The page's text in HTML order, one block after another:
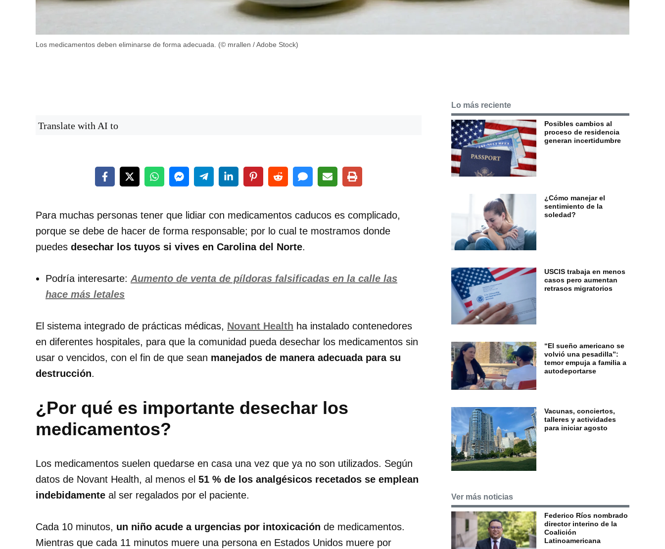
Los medicamentos deben eliminarse de forma adecuada. (© mrallen / Adobe Stock)
Translate with AI to
Para muchas personas tener que lidiar con medicamentos caducos es complicado,
porque se debe de hacer de forma responsable; por lo cual te mostramos donde
puedes desechar los tuyos si vives en Carolina del Norte.
Podría interesarte: Aumento de venta de píldoras falsificadas en la calle las
hace más letales
El sistema integrado de prácticas médicas, Novant Health ha instalado contenedores
en diferentes hospitales, para que la comunidad pueda desechar los medicamentos sin
usar o vencidos, con el fin de que sean manejados de manera adecuada para su
destrucción.
¿Por qué es importante desechar los
medicamentos?
Los medicamentos suelen quedarse en casa una vez que ya no son utilizados. Según
datos de Novant Health, al menos el 51 % de los analgésicos recetados se emplean
indebidamente al ser regalados por el paciente.
Cada 10 minutos, un niño acude a urgencias por intoxicación de medicamentos.
Mientras que cada 11 minutos muere una persona en Estados Unidos muere por
Lo más reciente
Posibles cambios al
proceso de residencia
generan incertidumbre
¿Cómo manejar el
sentimiento de la
soledad?
USCIS trabaja en menos
casos pero aumentan
retrasos migratorios
“El sueño americano se
volvió una pesadilla”:
temor empuja a familia a
autodeportarse
Vacunas, conciertos,
talleres y actividades
para iniciar agosto
Ver más noticias
Federico Ríos nombrado
director interino de la
Coalición
Latinoamericana